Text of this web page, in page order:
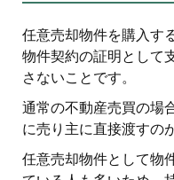
任意売却物件を購入す
物件契約の証明として
さないことです。
通常の不動産売買の場
に売り主に直接渡すの
任意売却物件として物